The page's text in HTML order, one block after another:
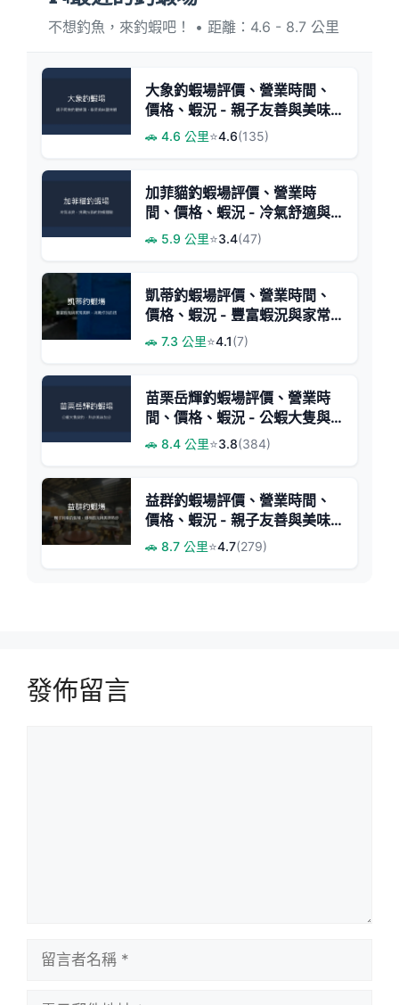
不想釣魚，來釣蝦吧！ • 距離：4.6 - 8.7 公里
大象釣蝦場評價、營業時間、
價格、蝦況 - 親子友善與美味
料理
🚗 4.6 公里⭐4.6(135)
加菲貓釣蝦場評價、營業時
間、價格、蝦況 - 冷氣舒適與
技術挑戰
🚗 5.9 公里⭐3.4(47)
凱蒂釣蝦場評價、營業時間、
價格、蝦況 - 豐富蝦況與家常
美味
🚗 7.3 公里⭐4.1(7)
苗栗岳輝釣蝦場評價、營業時
間、價格、蝦況 - 公蝦大隻與
熱炒美食
🚗 8.4 公里⭐3.8(384)
益群釣蝦場評價、營業時間、
價格、蝦況 - 親子友善與美味
熱炒
🚗 8.7 公里⭐4.7(279)
發佈留言